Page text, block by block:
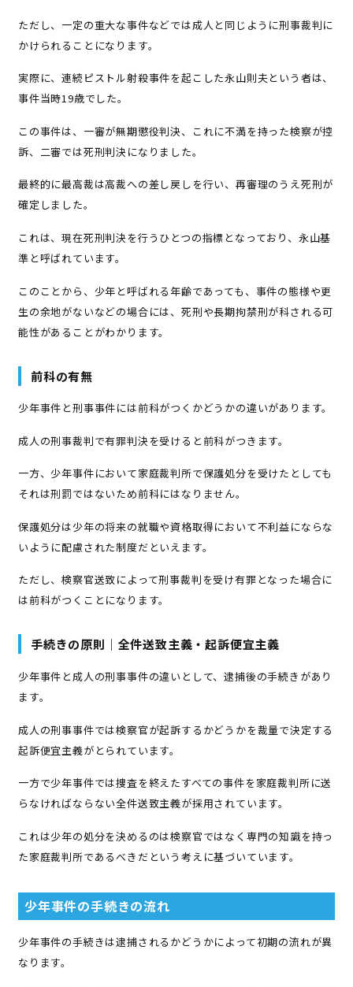
ただし、一定の重大な事件などでは成人と同じように刑事裁判に
かけられることになります。
実際に、連続ピストル射殺事件を起こした永山則夫という者は、
事件当時19歳でした。
この事件は、一審が無期懲役判決、これに不満を持った検察が控
訴、二審では死刑判決になりました。
最終的に最高裁は高裁への差し戻しを行い、再審理のうえ死刑が
確定しました。
これは、現在死刑判決を行うひとつの指標となっており、永山基
準と呼ばれています。
このことから、少年と呼ばれる年齢であっても、事件の態様や更
生の余地がないなどの場合には、死刑や長期拘禁刑が科される可
能性があることがわかります。
前科の有無
少年事件と刑事事件には前科がつくかどうかの違いがあります。
成人の刑事裁判で有罪判決を受けると前科がつきます。
一方、少年事件において家庭裁判所で保護処分を受けたとしても
それは刑罰ではないため前科にはなりません。
保護処分は少年の将来の就職や資格取得において不利益にならな
いように配慮された制度だといえます。
ただし、検察官送致によって刑事裁判を受け有罪となった場合に
は前科がつくことになります。
手続きの原則｜全件送致主義・起訴便宜主義
少年事件と成人の刑事事件の違いとして、逮捕後の手続きがあり
ます。
成人の刑事事件では検察官が起訴するかどうかを裁量で決定する
起訴便宜主義がとられています。
一方で少年事件では捜査を終えたすべての事件を家庭裁判所に送
らなければならない全件送致主義が採用されています。
これは少年の処分を決めるのは検察官ではなく専門の知識を持っ
た家庭裁判所であるべきだという考えに基づいています。
少年事件の手続きの流れ
少年事件の手続きは逮捕されるかどうかによって初期の流れが異
なります。